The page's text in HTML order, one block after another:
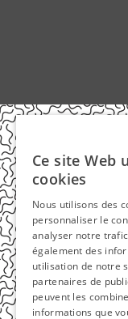
Ce site Web
cookies
Nous utilisons des
personnaliser le
analyser notre
également des
utilisation de notre
partenaires de
peuvent les
informations que